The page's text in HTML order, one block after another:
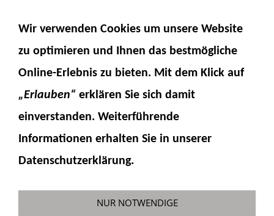
Warenkorb
Wir verwenden Cookies um unsere Website
zu optimieren und Ihnen das bestmögliche
Online-Erlebnis zu bieten. Mit dem Klick auf
„Erlauben“ erklären Sie sich damit
einverstanden. Weiterführende
Informationen erhalten Sie in unserer
Datenschutzerklärung.
NUR NOTWENDIGE